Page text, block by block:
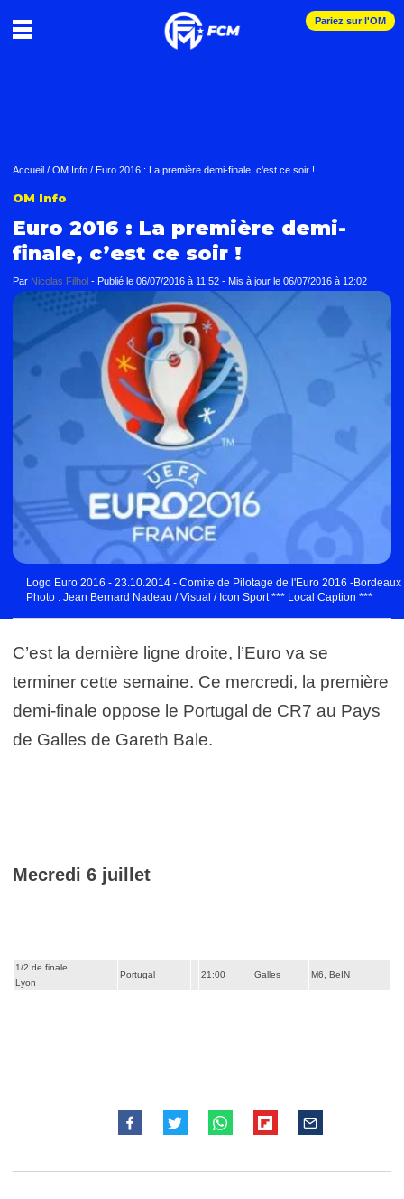
Pariez sur l'OM
Accueil / OM Info / Euro 2016 : La première demi-finale, c’est ce soir !
OM Info
Euro 2016 : La première demi-
finale, c’est ce soir !
Par Nicolas Filhol - Publié le 06/07/2016 à 11:52 - Mis à jour le 06/07/2016 à 12:02
Logo Euro 2016 - 23.10.2014 - Comite de Pilotage de l'Euro 2016 -Bordeaux
Photo : Jean Bernard Nadeau / Visual / Icon Sport *** Local Caption ***
C’est la dernière ligne droite, l’Euro va se
terminer cette semaine. Ce mercredi, la première
demi-finale oppose le Portugal de CR7 au Pays
de Galles de Gareth Bale.
Mecredi 6 juillet
1/2 de finale
Lyon
Portugal 21:00 Galles M6, BeIN